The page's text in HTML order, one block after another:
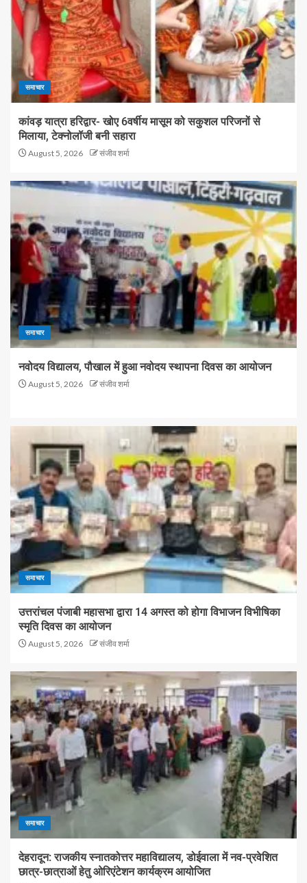
समाचार
कांवड़ यात्रा हरिद्वार- खोए 6वर्षीय मासूम को सकुशल परिजनों से
मिलाया, टेक्नोलॉजी बनी सहारा
August 5, 2026 संजीव शर्मा
समाचार
नवोदय विद्यालय, पौखाल में हुआ नवोदय स्थापना दिवस का आयोजन
August 5, 2026 संजीव शर्मा
समाचार
उत्तरांचल पंजाबी महासभा द्वारा 14 अगस्त को होगा विभाजन विभीषिका
स्मृति दिवस का आयोजन
August 5, 2026 संजीव शर्मा
समाचार
देहरादून: राजकीय स्नातकोत्तर महाविद्यालय, डोईवाला में नव-प्रवेशित
छात्र-छात्राओं हेतु ओरिएंटेशन कार्यक्रम आयोजित